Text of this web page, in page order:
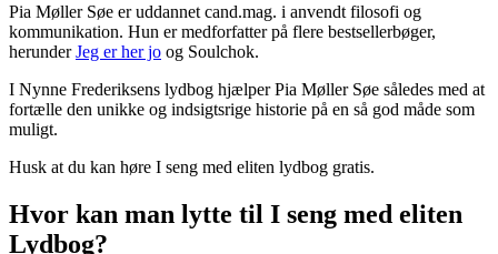
Pia Møller Søe er uddannet cand.mag. i anvendt filosofi og
kommunikation. Hun er medforfatter på flere bestsellerbøger,
herunderJeg er her jo og Soulchok.
I Nynne Frederiksens lydbog hjælper Pia Møller Søe således med at
fortælle den unikke og indsigtsrige historie på en så god måde som
muligt.
Husk at du kan høre I seng med eliten lydbog gratis.
Hvor kan man lytte til I seng med eliten
Lydbog?